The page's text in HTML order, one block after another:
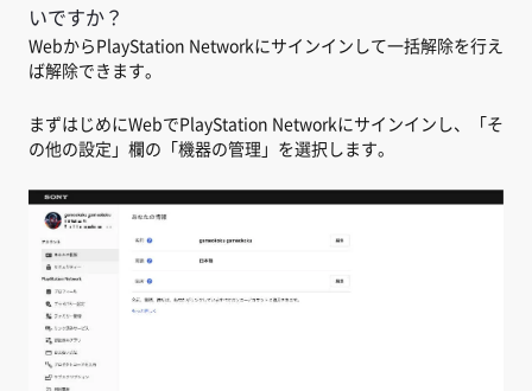
いですか？
WebからPlayStation Networkにサインインして一括解除を行え
ば解除できます。
まずはじめにWebでPlayStation Networkにサインインし、「そ
の他の設定」欄の「機器の管理」を選択します。